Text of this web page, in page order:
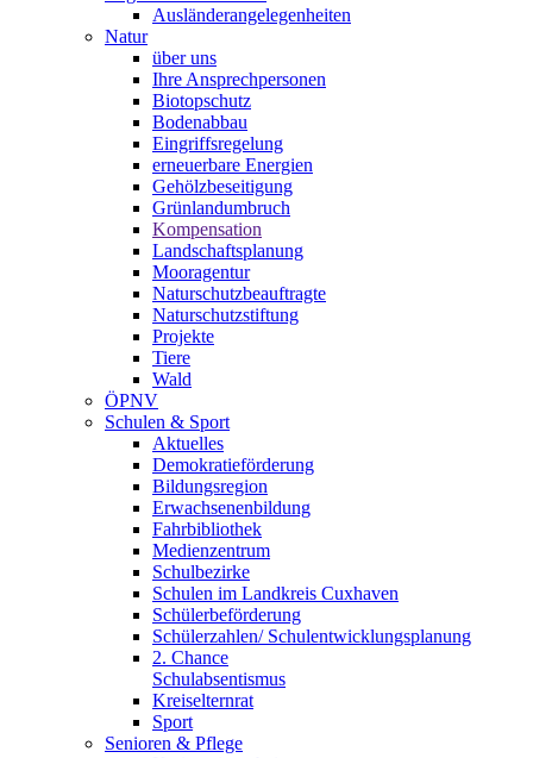
Ausländerangelegenheiten
Natur
über uns
Ihre Ansprechpersonen
Biotopschutz
Bodenabbau
Eingriffsregelung
erneuerbare Energien
Gehölzbeseitigung
Grünlandumbruch
Kompensation
Landschaftsplanung
Mooragentur
Naturschutzbeauftragte
Naturschutzstiftung
Projekte
Tiere
Wald
ÖPNV
Schulen & Sport
Aktuelles
Demokratieförderung
Bildungsregion
Erwachsenenbildung
Fahrbibliothek
Medienzentrum
Schulbezirke
Schulen im Landkreis Cuxhaven
Schülerbeförderung
Schülerzahlen/ Schulentwicklungsplanung
2. Chance
Schulabsentismus
Kreiselternrat
Sport
Senioren & Pflege